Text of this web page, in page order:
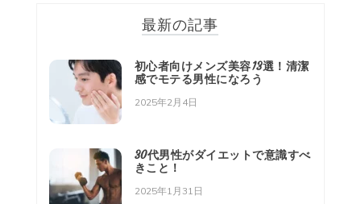
最新の記事
初心者向けメンズ美容13選！清潔
感でモテる男性になろう
2025年2月4日
30代男性がダイエットで意識すべ
きこと！
2025年1月31日